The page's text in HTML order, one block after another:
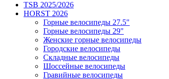
TSB 2025/2026
HORST 2026
Горные велосипеды 27.5"
Горные велосипеды 29"
Женские горные велосипеды
Городские велосипеды
Складные велосипеды
Шоссейные велосипеды
Гравийные велосипеды